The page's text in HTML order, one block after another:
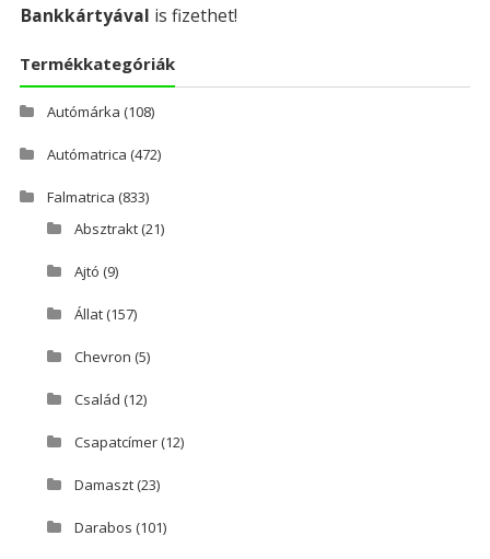
Bankkártyával is fizethet!
Termékkategóriák
Autómárka (108)
Autómatrica (472)
Falmatrica (833)
Absztrakt(21)
Ajtó (9)
Állat(157)
Chevron (5)
Család (12)
Csapatcímer(12)
Damaszt(23)
Darabos (101)